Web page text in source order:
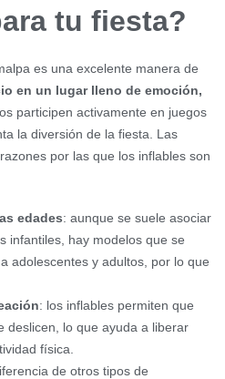
tu fiesta?
es una excelente manera de
en un lugar lleno de emoción,
participen activamente en juegos
la diversión de la fiesta. Las
por las que los inflables son
edades: aunque se suele asociar
infantiles, hay modelos que se
adolescentes y adultos, por lo que
: los inflables permiten que
deslicen, lo que ayuda a liberar
física.
de otros tipos de